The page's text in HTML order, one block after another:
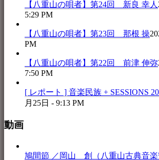
【八重山の唄者】第24回 新良 幸人
5:29 PM
【八重山の唄者】第23回 那根 操
PM
【八重山の唄者】第22回 前津 伸弥
7:50 PM
[ レポート ] 音楽民族 + SESSIONS
月25日 - 9:13 PM
動画
鳩間節 ／岡山 創（八重山古典音楽